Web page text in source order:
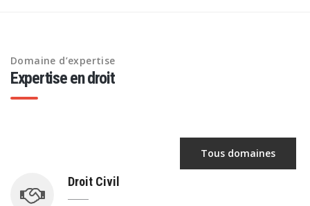
Domaine d’expertise
Expertise en droit
Tous domaines
Droit Civil